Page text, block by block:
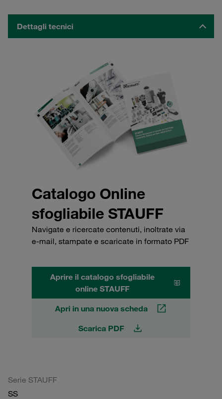
Dettagli tecnici
Catalogo Online
sfogliabile STAUFF
Navigate e ricercate contenuti, inoltrate via
e-mail, stampate e scaricate in formato PDF
Aprire il catalogo sfogliabile
online STAUFF
Apri in una nuova scheda
Scarica PDF
Serie STAUFF
SS